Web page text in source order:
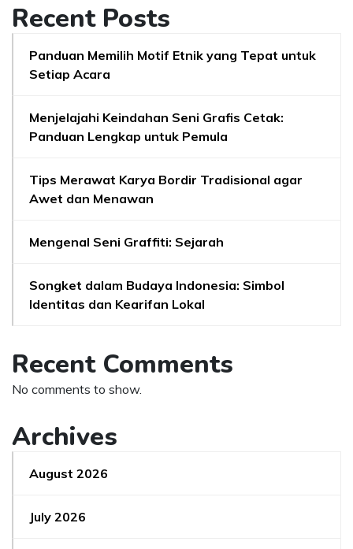
Recent Posts
Panduan Memilih Motif Etnik yang Tepat untuk
Setiap Acara
Menjelajahi Keindahan Seni Grafis Cetak:
Panduan Lengkap untuk Pemula
Tips Merawat Karya Bordir Tradisional agar
Awet dan Menawan
Mengenal Seni Graffiti: Sejarah
Songket dalam Budaya Indonesia: Simbol
Identitas dan Kearifan Lokal
Recent Comments
No comments to show.
Archives
August 2026
July 2026